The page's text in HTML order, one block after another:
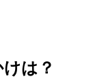
は？